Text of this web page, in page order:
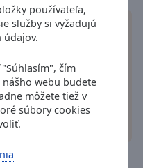
používateľa,
služby si vyžadujú
údajov.
čím
webu budete
môžete tiež v
súbory cookies
Radio Boxaplikáciu
obľúbené rádiové